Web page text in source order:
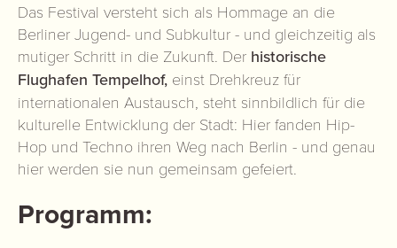
Das Festival versteht sich als Hommage an die
Berliner Jugend- und Subkultur - und gleichzeitig als
mutiger Schritt in die Zukunft. Der historische
Flughafen Tempelhof, einst Drehkreuz für
internationalen Austausch, steht sinnbildlich für die
kulturelle Entwicklung der Stadt: Hier fanden Hip-
Hop und Techno ihren Weg nach Berlin - und genau
hier werden sie nun gemeinsam gefeiert.
Programm: